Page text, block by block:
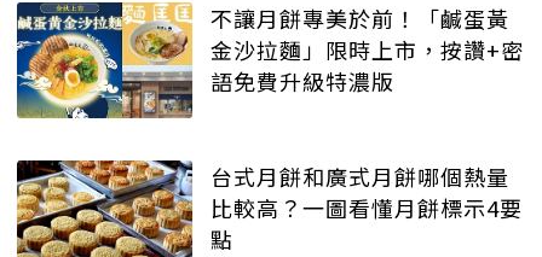
不讓月餅專美於前！「鹹蛋黃
金沙拉麵」限時上市，按讚+密
語免費升級特濃版
台式月餅和廣式月餅哪個熱量
比較高？一圖看懂月餅標示4要
點